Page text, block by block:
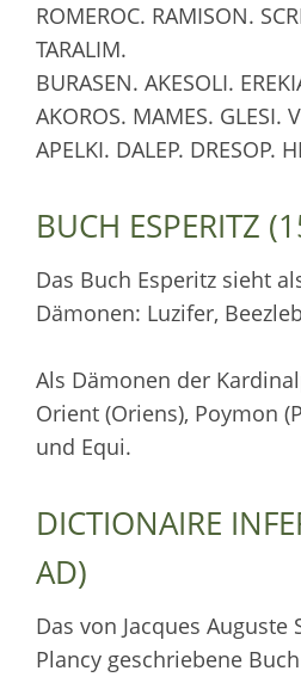
ROMEROC. RAMISON.
TARALIM.
BURASEN. AKESOLI.
AKOROS. MAMES. GLESI.
APELKI. DALEP. DRESOP.
BUCH ESPERITZ
Das Buch Esperitz sieht
Dämonen: Luzifer,
Als Dämonen der
Orient (Oriens), Poymon
und Equi.
DICTIONAIRE
AD)
Das von Jacques
Plancy geschriebene